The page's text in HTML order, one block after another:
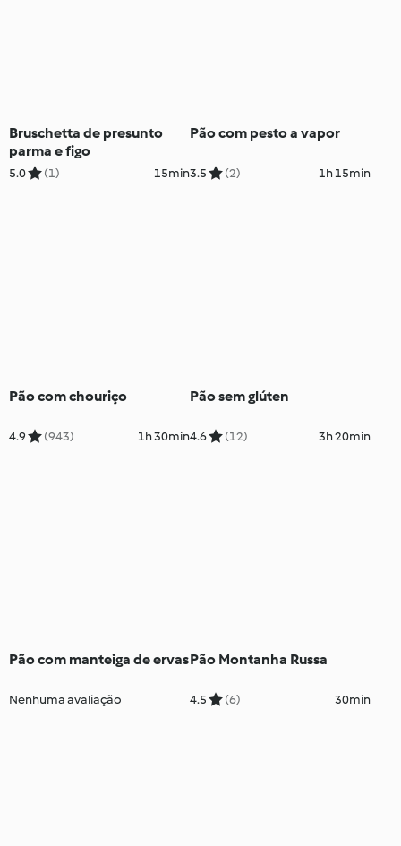
Bruschetta de presunto
parma e figo
5.0 (1) 15min
Pão com pesto a vapor
3.5 (2) 1h 15min
Pão com chouriço
4.9 (943) 1h 30min
Pão sem glúten
4.6 (12) 3h 20min
Pão com manteiga de ervas
Nenhuma avaliação
Pão Montanha Russa
4.5 (6) 30min